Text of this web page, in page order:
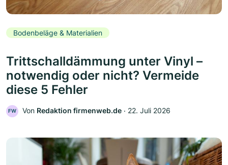
Bodenbeläge & Materialien
Trittschalldämmung unter Vinyl –
notwendig oder nicht? Vermeide
diese 5 Fehler
FW Von Redaktion firmenweb.de ‧ 22. Juli 2026